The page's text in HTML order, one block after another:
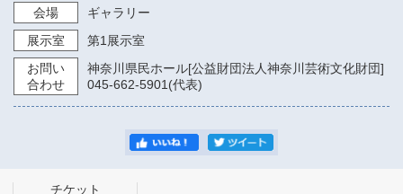
会場
ギャラリー
展示室
第1展示室
お問い
合わせ
神奈川県民ホール[公益財団法人神奈川芸術文化財団]
045-662-5901(代表)
チケット